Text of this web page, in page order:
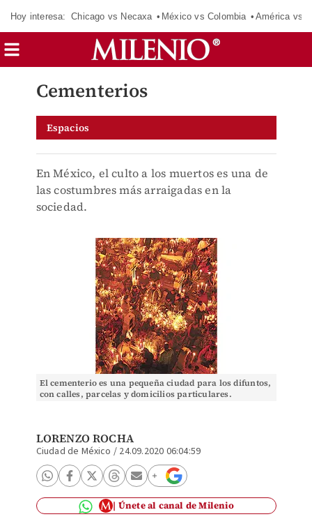
Hoy interesa: Chicago vs Necaxa México vs Colombia América vs
Cementerios
Espacios
En México, el culto a los muertos es una de
las costumbres más arraigadas en la
sociedad.
El cementerio es una pequeña ciudad para los difuntos,
con calles, parcelas y domicilios particulares.
LORENZO ROCHA
Ciudad de México / 24.09.2020 06:04:59
Únete al canal de Milenio